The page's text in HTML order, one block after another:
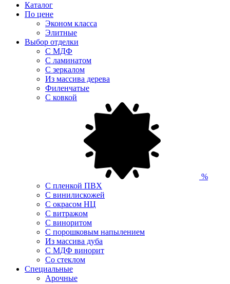
Каталог
По цене
Эконом класса
Элитные
Выбор отделки
С МДФ
С ламинатом
С зеркалом
Из массива дерева
Филенчатые
С ковкой
%
С пленкой ПВХ
С винилискожей
С окрасом НЦ
С витражом
С виноритом
С порошковым напылением
Из массива дуба
С МДФ винорит
Со стеклом
Специальные
Арочные